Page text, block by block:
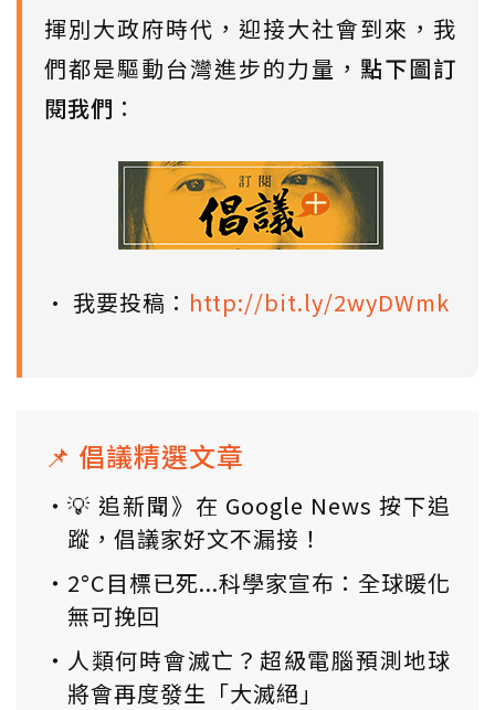
揮別大政府時代，迎接大社會到來，我
們都是驅動台灣進步的力量， 點下圖訂
閱我們 ：
• 我要投稿： http://bit.ly/2wyDWmk
📌 倡議精選文章
💡 追新聞》在 Google News 按下追
蹤，倡議家好文不漏接！
2°C目標已死...科學家宣布：全球暖化
無可挽回
人類何時會滅亡？超級電腦預測地球
將會再度發生「大滅絕」